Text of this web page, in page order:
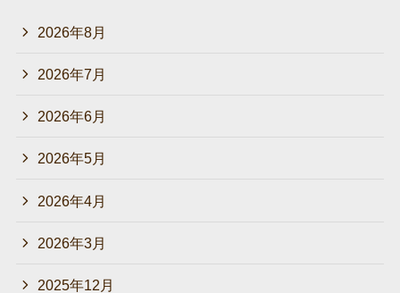
2026年8月
2026年7月
2026年6月
2026年5月
2026年4月
2026年3月
2025年12月